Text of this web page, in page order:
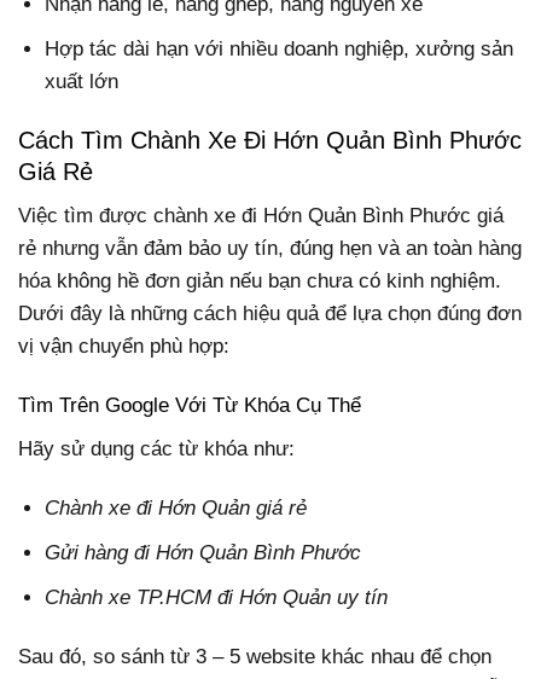
Hợp tác dài hạn với nhiều doanh nghiệp, xưởng sản
xuất lớn
Cách Tìm Chành Xe Đi Hớn Quản Bình Phước
Giá Rẻ
Việc tìm được chành xe đi Hớn Quản Bình Phước giá
rẻ nhưng vẫn đảm bảo uy tín, đúng hẹn và an toàn hàng
hóa không hề đơn giản nếu bạn chưa có kinh nghiệm.
Dưới đây là những cách hiệu quả để lựa chọn đúng đơn
vị vận chuyển phù hợp:
Tìm Trên Google Với Từ Khóa Cụ Thể
Hãy sử dụng các từ khóa như:
Chành xe đi Hớn Quản giá rẻ
Gửi hàng đi Hớn Quản Bình Phước
Chành xe TP.HCM đi Hớn Quản uy tín
Sau đó, so sánh từ 3 – 5 website khác nhau để chọn